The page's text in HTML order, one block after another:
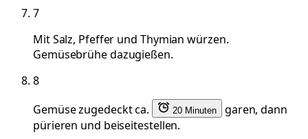
7
Mit Salz, Pfeffer und Thymian würzen.
Gemüsebrühe dazugießen.
8
Gemüse zugedeckt ca.
20 Minuten
garen, dann
pürieren und beiseitestellen.